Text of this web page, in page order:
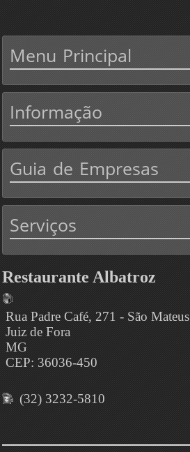
Menu Principal
Informação
Guia de Empresas
Serviços
Restaurante Albatroz
Rua Padre Café, 271 - São Mateus
Juiz de Fora
MG
CEP: 36036-450
(32) 3232-5810